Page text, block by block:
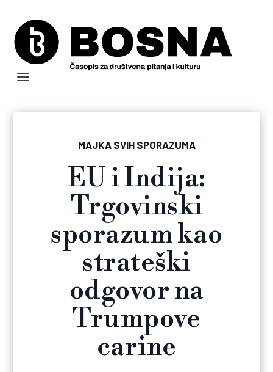
MAJKA SVIH SPORAZUMA
EU i Indija:
Trgovinski
sporazum kao
strateški
odgovor na
Trumpove
carine